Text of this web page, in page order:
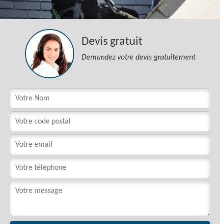
Devis gratuit
Demandez votre devis gratuitement